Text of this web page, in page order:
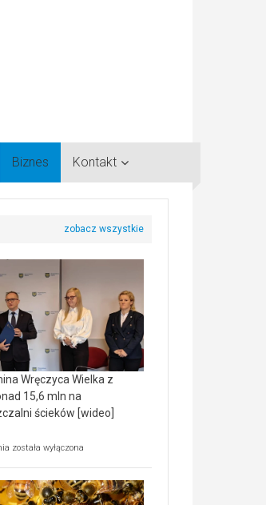
Biznes Kontakt
Wręczyca Wielka z
15,6 mln na
ścieków [wideo]
Ekologiczne
Wręczyca
Wielka
została wyłączona